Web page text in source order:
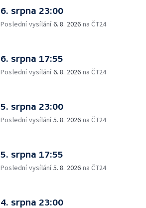
6. srpna 23:00
Poslední vysílání6. 8. 2026 na ČT24
6. srpna 17:55
Poslední vysílání6. 8. 2026 na ČT24
5. srpna 23:00
Poslední vysílání5. 8. 2026 na ČT24
5. srpna 17:55
Poslední vysílání5. 8. 2026 na ČT24
4. srpna 23:00